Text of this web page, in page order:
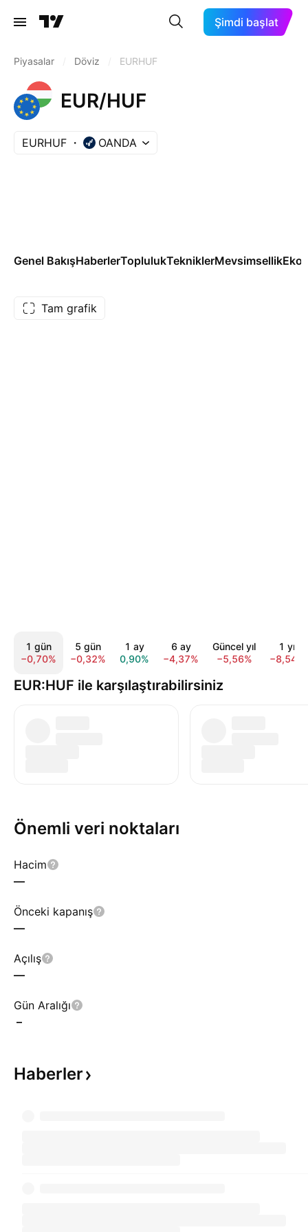
Şimdi başlat
Piyasalar Döviz EURHUF
EUR/HUF
EURHUF OANDA
Genel BakışHaberlerToplulukTekniklerMevsimsellik
Tam grafik
1 gün
−0,70%
5 gün
−0,32%
1 ay
0,90%
6 ay
−4,37%
Güncel yıl
−5,56%
1 yıl
−8,54%
EUR:HUF ile karşılaştırabilirsiniz
Önemli veri noktaları
Hacim
—
Önceki kapanış
—
Açılış
—
Gün Aralığı
–
Haberler